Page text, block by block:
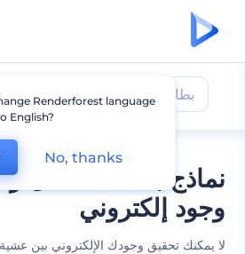
نماذج بطاقات عمل
وجود إلكتروني
لا يمكنك تحقيق وجودك الإلكتروني بين
بطاقات عمل رقمية
Renderforest language
English?
No, thanks